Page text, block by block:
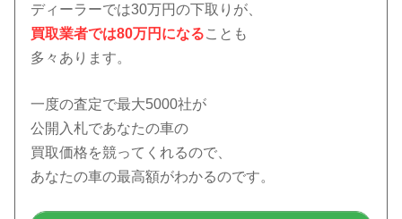
ディーラーでは30万円の下取りが、
買取業者では80万円になることも
多々あります。
一度の査定で最大5000社が
公開入札であなたの車の
買取価格を競ってくれるので、
あなたの車の最高額がわかるのです。